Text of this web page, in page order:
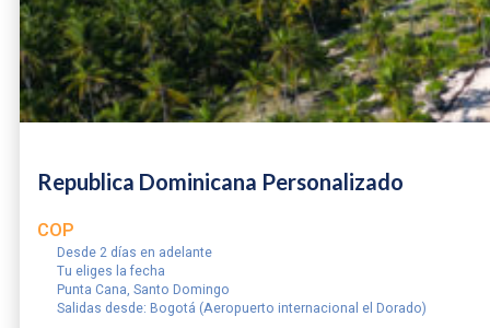
Republica Dominicana Personalizado
COP
Desde 2 días en adelante
Tu eliges la fecha
Punta Cana, Santo Domingo
Salidas desde: Bogotá (Aeropuerto internacional el Dorado)